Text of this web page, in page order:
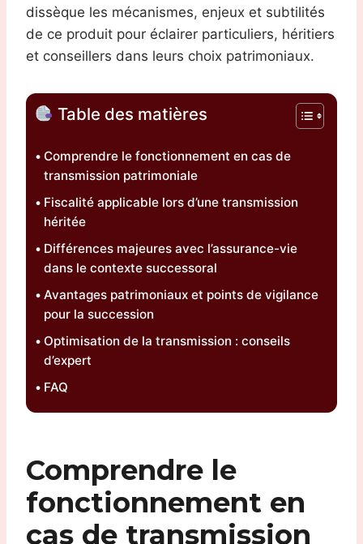
dissèque les mécanismes, enjeux et subtilités
de ce produit pour éclairer particuliers, héritiers
et conseillers dans leurs choix patrimoniaux.
Table des matières
Comprendre le fonctionnement en cas de
transmission patrimoniale
Fiscalité applicable lors d’une transmission
héritée
Différences majeures avec l’assurance-vie
dans le contexte successoral
Avantages patrimoniaux et points de vigilance
pour la succession
Optimisation de la transmission : conseils
d’expert
FAQ
Comprendre le
fonctionnement en
cas de transmission